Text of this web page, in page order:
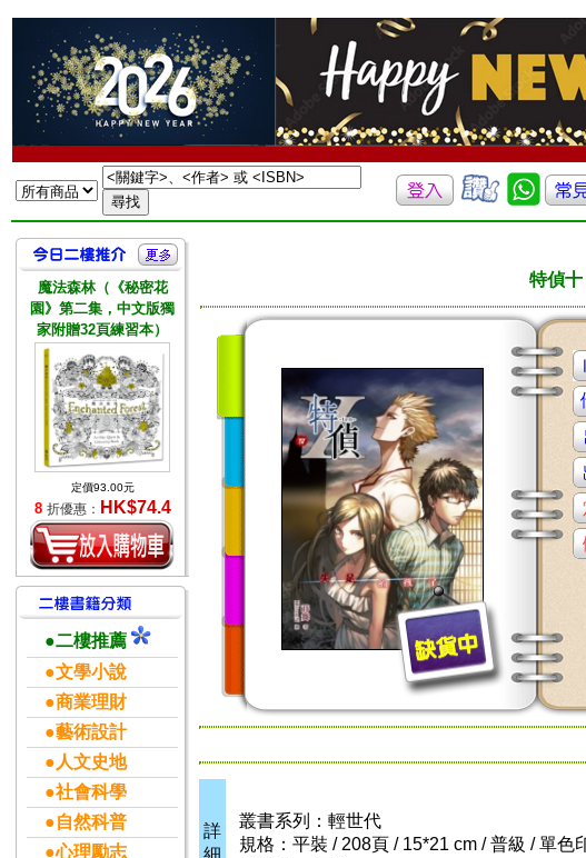
魔法森林（《秘密花
園》第二集，中文版獨
家附贈32頁練習本）
定價93.00元
8 折優惠： HK$74.4
●二樓推薦
●文學小說
●商業理財
●藝術設計
●人文史地
●社會科學
●自然科普
●心理勵志
特偵十
詳
細
叢書系列：輕世代
規格：平裝 / 208頁 / 15*21 cm / 普級 / 單色